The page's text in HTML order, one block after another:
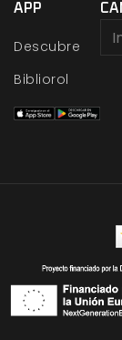
APP
Descubre
Bibliorol